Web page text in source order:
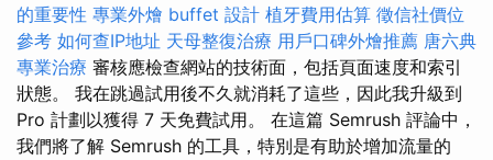
的重要性 專業外燴 buffet 設計 植牙費用估算 徵信社價位
參考 如何查IP地址 天母整復治療 用戶口碑外燴推薦 唐六典
專業治療 審核應檢查網站的技術面，包括頁面速度和索引
狀態。 我在跳過試用後不久就消耗了這些，因此我升級到
Pro 計劃以獲得 7 天免費試用。 在這篇 Semrush 評論中，
我們將了解 Semrush 的工具，特別是有助於增加流量的